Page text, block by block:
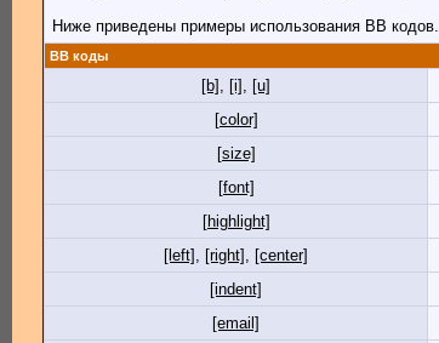
Ниже приведены примеры использования BB кодов.
BB коды
[b] , [i] , [u]
[color]
[size]
[font]
[highlight]
[left] , [right] , [center]
[indent]
[email]